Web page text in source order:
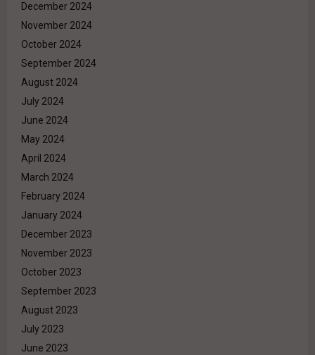
December 2024
November 2024
October 2024
September 2024
August 2024
July 2024
June 2024
May 2024
April 2024
March 2024
February 2024
January 2024
December 2023
November 2023
October 2023
September 2023
August 2023
July 2023
June 2023